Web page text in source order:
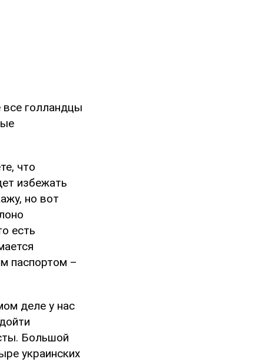
все голландцы
что
избежать
но вот
есть
паспортом –
деле у нас
Большой
украинских